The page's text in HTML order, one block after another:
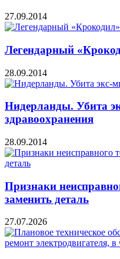
27.09.2014
Легендарный
28.09.2014
Нидерланды. Убита
здравоохранения
28.09.2014
Признаки
заменить деталь
27.07.2026